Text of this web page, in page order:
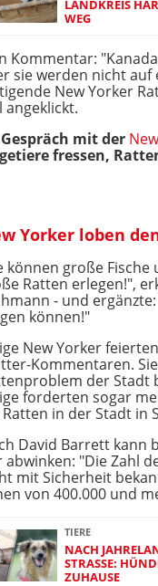
ANDKREIS
EG
Kommentar:
sie werden nicht auf
New Yorker
angeklickt.
mit der
fressen,
Yorker loben
können große
Ratten erlegen!",
- und
können!"
New Yorker
Kommentaren.
der Stadt
forderten sogar
Ratten in der Stadt in
David Barrett kann
abwinken: "Die Zahl
mit Sicherheit
von 400.000 und
TIERE
NACH
STRASSE:
UHAUSE